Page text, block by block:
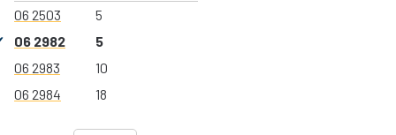
06 2503
5
06 2982
5
06 2983
10
06 2984
18